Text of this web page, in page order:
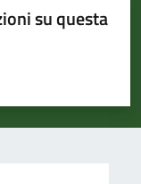
su questa